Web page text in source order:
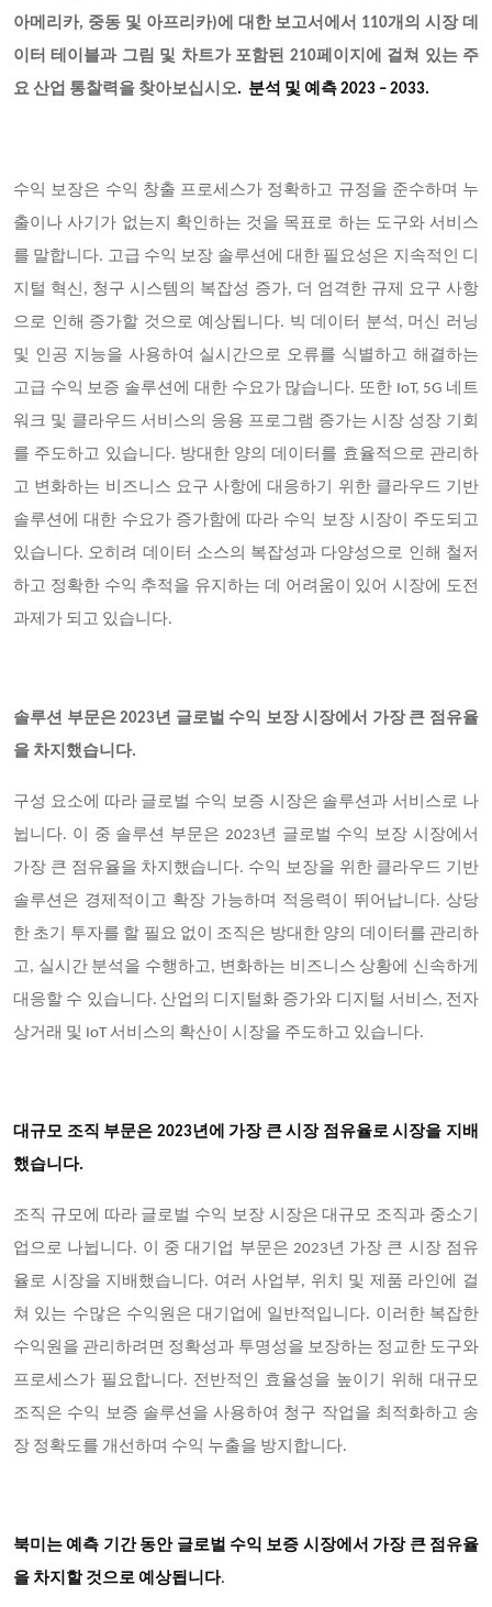
아메리카, 중동 및 아프리카)에 대한 보고서에서 110개의 시장 데
이터 테이블과 그림 및 차트가 포함된 210페이지에 걸쳐 있는 주
요 산업 통찰력을 찾아보십시오. 분석 및 예측 2023 – 2033.
수익 보장은 수익 창출 프로세스가 정확하고 규정을 준수하며 누
출이나 사기가 없는지 확인하는 것을 목표로 하는 도구와 서비스
를 말합니다. 고급 수익 보장 솔루션에 대한 필요성은 지속적인 디
지털 혁신, 청구 시스템의 복잡성 증가, 더 엄격한 규제 요구 사항
으로 인해 증가할 것으로 예상됩니다. 빅 데이터 분석, 머신 러닝
및 인공 지능을 사용하여 실시간으로 오류를 식별하고 해결하는
고급 수익 보증 솔루션에 대한 수요가 많습니다. 또한 IoT, 5G 네트
워크 및 클라우드 서비스의 응용 프로그램 증가는 시장 성장 기회
를 주도하고 있습니다. 방대한 양의 데이터를 효율적으로 관리하
고 변화하는 비즈니스 요구 사항에 대응하기 위한 클라우드 기반
솔루션에 대한 수요가 증가함에 따라 수익 보장 시장이 주도되고
있습니다. 오히려 데이터 소스의 복잡성과 다양성으로 인해 철저
하고 정확한 수익 추적을 유지하는 데 어려움이 있어 시장에 도전
과제가 되고 있습니다.
솔루션 부문은 2023년 글로벌 수익 보장 시장에서 가장 큰 점유율
을 차지했습니다.
구성 요소에 따라 글로벌 수익 보증 시장은 솔루션과 서비스로 나
뉩니다. 이 중 솔루션 부문은 2023년 글로벌 수익 보장 시장에서
가장 큰 점유율을 차지했습니다. 수익 보장을 위한 클라우드 기반
솔루션은 경제적이고 확장 가능하며 적응력이 뛰어납니다. 상당
한 초기 투자를 할 필요 없이 조직은 방대한 양의 데이터를 관리하
고, 실시간 분석을 수행하고, 변화하는 비즈니스 상황에 신속하게
대응할 수 있습니다. 산업의 디지털화 증가와 디지털 서비스, 전자
상거래 및 IoT 서비스의 확산이 시장을 주도하고 있습니다.
대규모 조직 부문은 2023년에 가장 큰 시장 점유율로 시장을 지배
했습니다.
조직 규모에 따라 글로벌 수익 보장 시장은 대규모 조직과 중소기
업으로 나뉩니다. 이 중 대기업 부문은 2023년 가장 큰 시장 점유
율로 시장을 지배했습니다. 여러 사업부, 위치 및 제품 라인에 걸
쳐 있는 수많은 수익원은 대기업에 일반적입니다. 이러한 복잡한
수익원을 관리하려면 정확성과 투명성을 보장하는 정교한 도구와
프로세스가 필요합니다. 전반적인 효율성을 높이기 위해 대규모
조직은 수익 보증 솔루션을 사용하여 청구 작업을 최적화하고 송
장 정확도를 개선하며 수익 누출을 방지합니다.
북미는 예측 기간 동안 글로벌 수익 보증 시장에서 가장 큰 점유율
을 차지할 것으로 예상됩니다.